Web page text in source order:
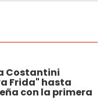
Costantini
Frida" hasta
con la primera